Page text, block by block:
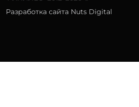
Разработка сайта Nuts Digital